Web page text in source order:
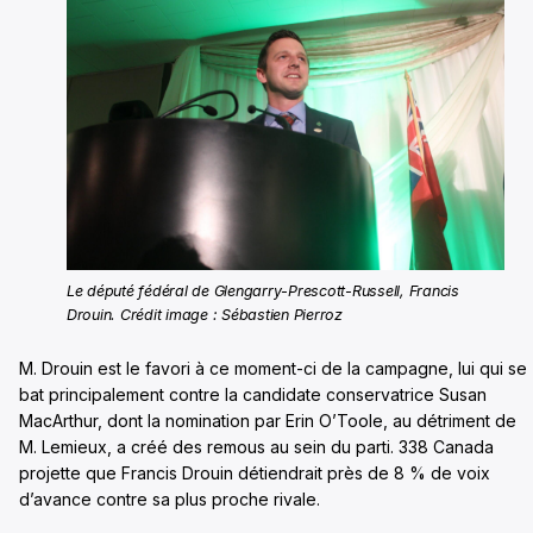
Le député fédéral de Glengarry-Prescott-Russell, Francis
Drouin. Crédit image : Sébastien Pierroz
M. Drouin est le favori à ce moment-ci de la campagne, lui qui se
bat principalement contre la candidate conservatrice Susan
MacArthur, dont la nomination par Erin O’Toole, au détriment de
M. Lemieux, a créé des remous au sein du parti. 338 Canada
projette que Francis Drouin détiendrait près de 8 % de voix
d’avance contre sa plus proche rivale.